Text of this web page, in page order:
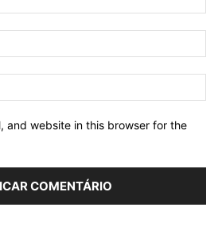
and website in this browser for the